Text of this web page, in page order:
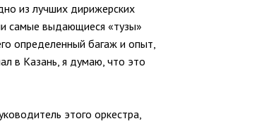
из лучших дирижерских
самые выдающиеся «тузы»
определенный багаж и опыт,
в Казань, я думаю, что это
этого оркестра,